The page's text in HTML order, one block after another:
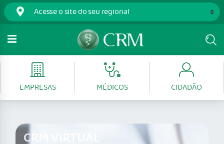
EMPRESAS MÉDICOS CIDADÃO
CRM VIRTUAL